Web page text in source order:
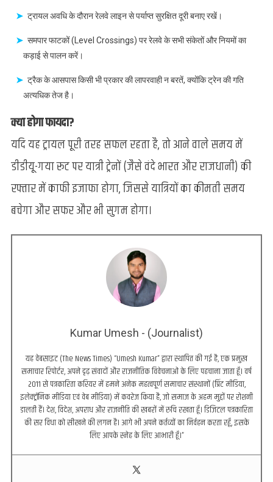
ट्रायल अवधि के दौरान रेलवे लाइन से पर्याप्त सुरक्षित दूरी बनाए रखें।
समपार फाटकों (Level Crossings) पर रेलवे के सभी संकेतों और नियमों का
कड़ाई से पालन करें।
ट्रैक के आसपास किसी भी प्रकार की लापरवाही न बरतें, क्योंकि ट्रेन की गति
अत्यधिक तेज है।
क्या होगा फायदा?
यदि यह ट्रायल पूरी तरह सफल रहता है, तो आने वाले समय में
डीडीयू-गया रूट पर यात्री ट्रेनों (जैसे वंदे भारत और राजधानी) की
रफ्तार में काफी इजाफा होगा, जिससे यात्रियों का कीमती समय
बचेगा और सफर और भी सुगम होगा।
Kumar Umesh - (Journalist)
यह वेबसाइट (The News Times) “Umesh Kumar” द्वारा स्थापित की गई है, एक प्रमुख
समाचार रिपोर्टर, अपने दृढ़ संवादों और राजनीतिक विवेचनाओं के लिए पहचाना जाता हूँ। वर्ष
2011 से पत्रकारिता करियर में हमने अनेक महत्वपूर्ण समाचार संस्थानों (प्रिंट मीडिया,
इलेक्ट्रॉनिक मीडिया एवं वेब मीडिया) में कवरेज किया है, जो समाज के अहम मुद्दों पर रोशनी
डालती हैं। देश, विदेश, अपराध और राजनीति की खबरों में रुचि रखता हूँ। डिजिटल पत्रकारिता
की सर विधा को सीखने की लगन है। आगे भी अपने कर्तव्यों का निर्वहन करता रहूँ, इसके
लिए आपके स्नेह के लिए आभारी हूँ।”